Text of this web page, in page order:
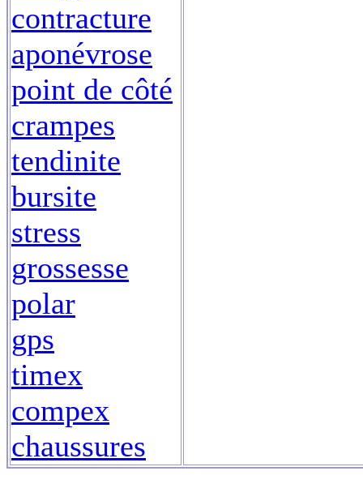
contracture
aponévrose
point de côté
crampes
tendinite
bursite
stress
grossesse
polar
gps
timex
compex
chaussures